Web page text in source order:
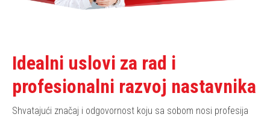
Idealni uslovi za rad i
profesionalni razvoj nastavnika
Shvatajući značaj i odgovornost koju sa sobom nosi profesija